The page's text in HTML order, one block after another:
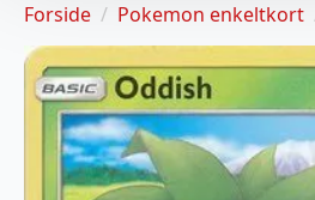
Forside Pokemon enkeltkort